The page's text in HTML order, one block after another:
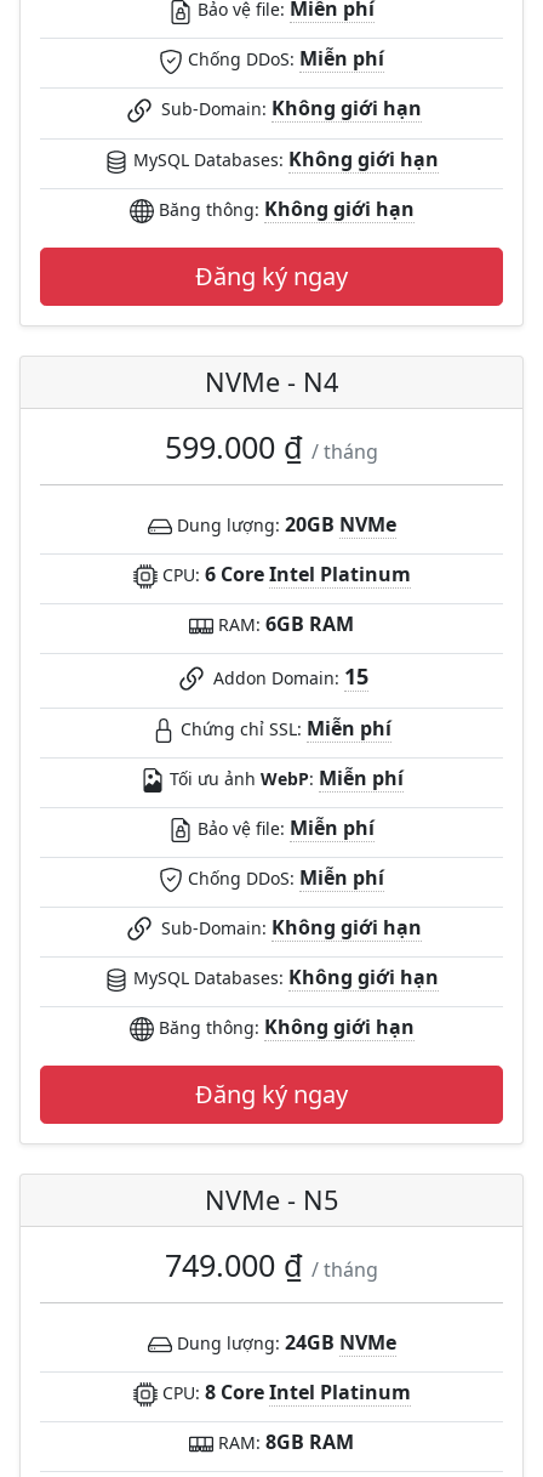
Bảo vệ file: Miễn phí
Chống DDoS: Miễn phí
Sub-Domain: Không giới hạn
MySQL Databases: Không giới hạn
Băng thông: Không giới hạn
Đăng ký ngay
NVMe - N4
599.000 ₫ / tháng
Dung lượng: 20GB NVMe
CPU: 6 CoreIntel Platinum
RAM: 6GB RAM
Addon Domain: 15
Chứng chỉ SSL: Miễn phí
Tối ưu ảnh WebP: Miễn phí
Bảo vệ file: Miễn phí
Chống DDoS: Miễn phí
Sub-Domain: Không giới hạn
MySQL Databases: Không giới hạn
Băng thông: Không giới hạn
Đăng ký ngay
NVMe - N5
749.000 ₫ / tháng
Dung lượng: 24GB NVMe
CPU: 8 CoreIntel Platinum
RAM: 8GB RAM